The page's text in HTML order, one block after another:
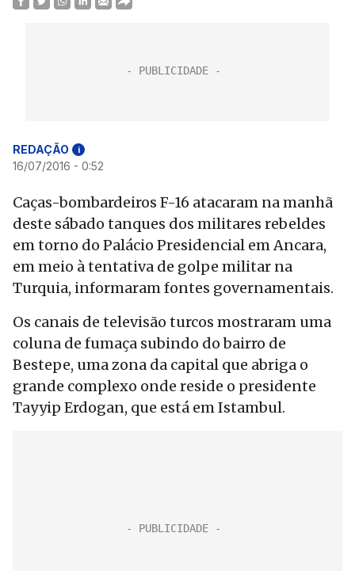
REDAÇÃO i
16/07/2016 - 0:52
Caças-bombardeiros F-16 atacaram na manhã
deste sábado tanques dos militares rebeldes
em torno do Palácio Presidencial em Ancara,
em meio à tentativa de golpe militar na
Turquia, informaram fontes governamentais.
Os canais de televisão turcos mostraram uma
coluna de fumaça subindo do bairro de
Bestepe, uma zona da capital que abriga o
grande complexo onde reside o presidente
Tayyip Erdogan, que está em Istambul.